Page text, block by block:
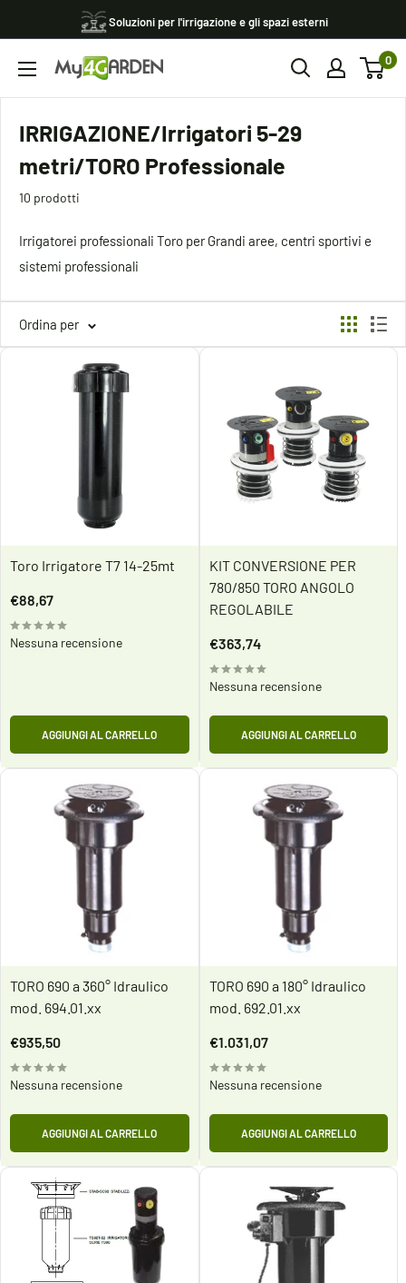
al
contenuto
Soluzioni per l'irrigazione e gli spazi esterni
My4garden 0
IRRIGAZIONE/Irrigatori 5-29
metri/TORO Professionale
10 prodotti
Irrigatorei professionali Toro per Grandi aree, centri sportivi e
sistemi professionali
Ordina per
Toro Irrigatore T7 14-25mt
Prezzo
€88,67
Nessuna recensione
AGGIUNGI AL CARRELLO
KIT CONVERSIONE PER
780/850 TORO ANGOLO
REGOLABILE
Prezzo
€363,74
Nessuna recensione
AGGIUNGI AL CARRELLO
TORO 690 a 360° Idraulico
mod. 694.01.xx
Prezzo
€935,50
Nessuna recensione
AGGIUNGI AL CARRELLO
TORO 690 a 180° Idraulico
mod. 692.01.xx
Prezzo
€1.031,07
Nessuna recensione
AGGIUNGI AL CARRELLO